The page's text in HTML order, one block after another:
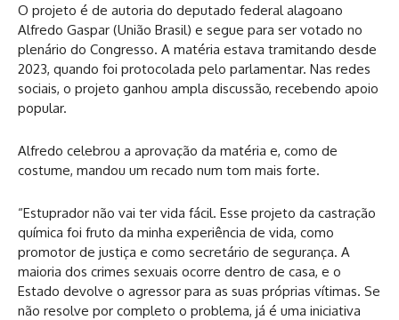
O projeto é de autoria do deputado federal alagoano
Alfredo Gaspar (União Brasil) e segue para ser votado no
plenário do Congresso. A matéria estava tramitando desde
2023, quando foi protocolada pelo parlamentar. Nas redes
sociais, o projeto ganhou ampla discussão, recebendo apoio
popular.
Alfredo celebrou a aprovação da matéria e, como de
costume, mandou um recado num tom mais forte.
“Estuprador não vai ter vida fácil. Esse projeto da castração
química foi fruto da minha experiência de vida, como
promotor de justiça e como secretário de segurança. A
maioria dos crimes sexuais ocorre dentro de casa, e o
Estado devolve o agressor para as suas próprias vítimas. Se
não resolve por completo o problema, já é uma iniciativa